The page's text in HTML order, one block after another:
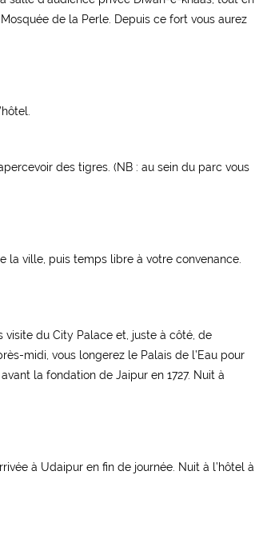
de la Perle. Depuis ce fort vous aurez
des tigres. (NB : au sein du parc vous
la ville, puis temps libre à votre convenance.
visite du City Palace et, juste à côté, de
midi, vous longerez le Palais de l’Eau pour
la fondation de Jaipur en 1727. Nuit à
à Udaipur en fin de journée. Nuit à l’hôtel à